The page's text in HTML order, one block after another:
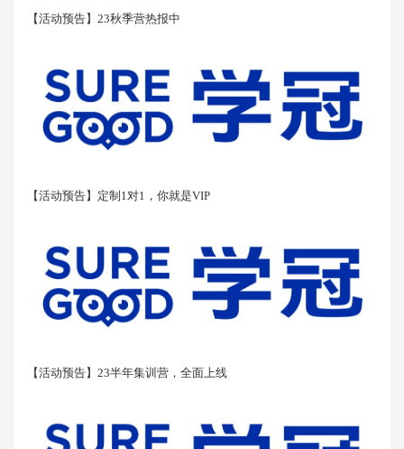
【活动预告】23秋季营热报中
【活动预告】定制1对1，你就是VIP
【活动预告】23半年集训营，全面上线